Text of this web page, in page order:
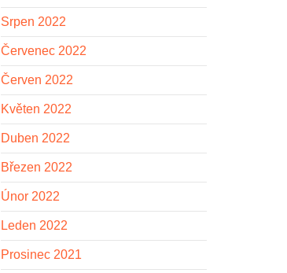
Srpen 2022
Červenec 2022
Červen 2022
Květen 2022
Duben 2022
Březen 2022
Únor 2022
Leden 2022
Prosinec 2021